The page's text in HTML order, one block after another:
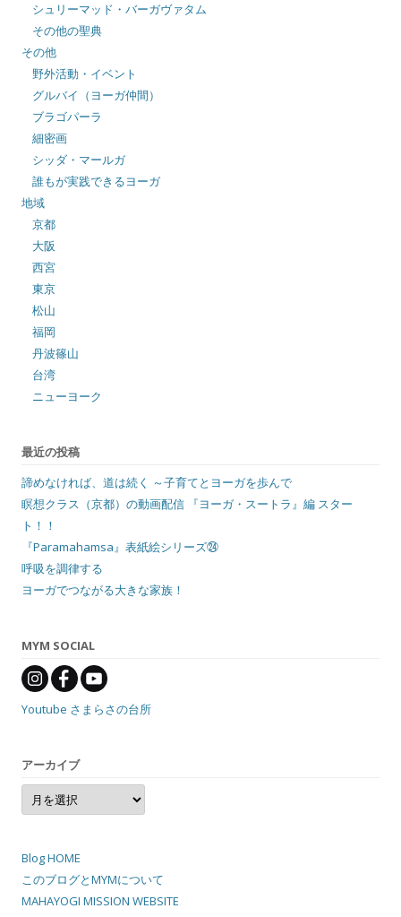
シュリーマッド・バーガヴァタム
その他の聖典
その他
野外活動・イベント
グルバイ（ヨーガ仲間）
ブラゴパーラ
細密画
シッダ・マールガ
誰もが実践できるヨーガ
地域
京都
大阪
西宮
東京
松山
福岡
丹波篠山
台湾
ニューヨーク
最近の投稿
諦めなければ、道は続く ～子育てとヨーガを歩んで
瞑想クラス（京都）の動画配信 『ヨーガ・スートラ』編 スター
ト！！
『Paramahamsa』表紙絵シリーズ㉔
呼吸を調律する
ヨーガでつながる大きな家族！
MYM SOCIAL
Youtube さまらさの台所
アーカイブ
ア
ー
カ
Blog HOME
このブログとMYMについて
MAHAYOGI MISSION WEBSITE